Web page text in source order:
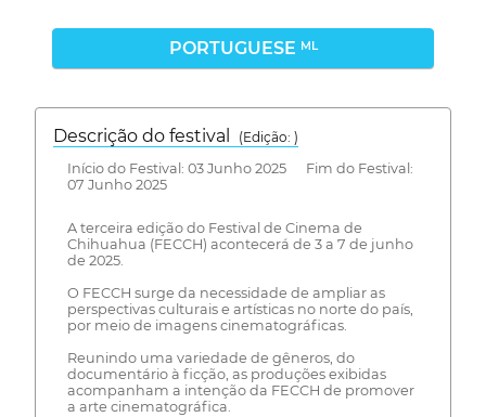
PORTUGUESE ML
Descrição do festival
(Edição: )
Início do Festival: 03 Junho 2025 Fim do Festival:
07 Junho 2025
A terceira edição do Festival de Cinema de
Chihuahua (FECCH) acontecerá de 3 a 7 de junho
de 2025.
O FECCH surge da necessidade de ampliar as
perspectivas culturais e artísticas no norte do país,
por meio de imagens cinematográficas.
Reunindo uma variedade de gêneros, do
documentário à ficção, as produções exibidas
acompanham a intenção da FECCH de promover
a arte cinematográfica.